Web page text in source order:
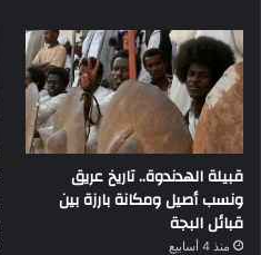
قبيلة الهدندوة.. تاريخ عريق
ونسب أصيل ومكانة بارزة بين
قبائل البجة
منذ 4 أسابيع